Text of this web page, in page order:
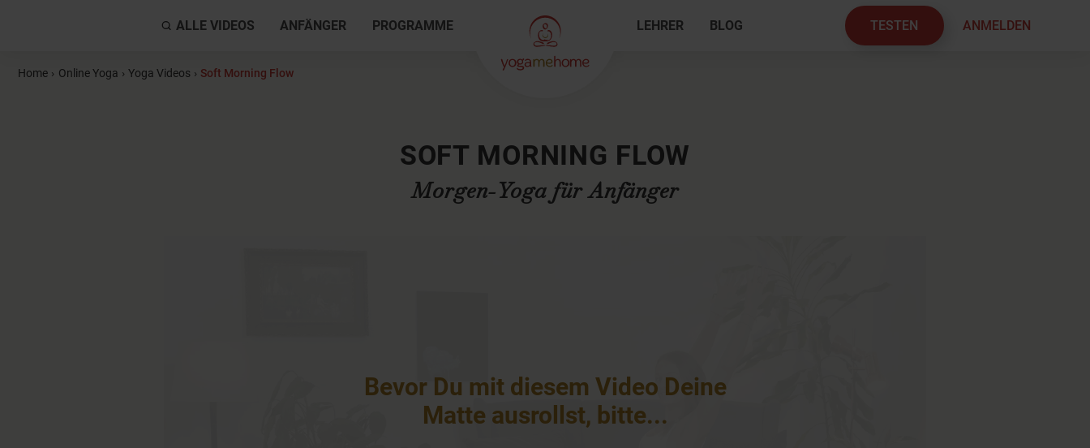
ALLE VIDEOS ANFÄNGER PROGRAMME LEHRER BLOG TESTEN ANMELDEN
Home › Online Yoga › Yoga Videos › Soft Morning Flow
SOFT MORNING FLOW
Morgen-Yoga für Anfänger
Bevor Du mit diesem Video Deine
Matte ausrollst, bitte...